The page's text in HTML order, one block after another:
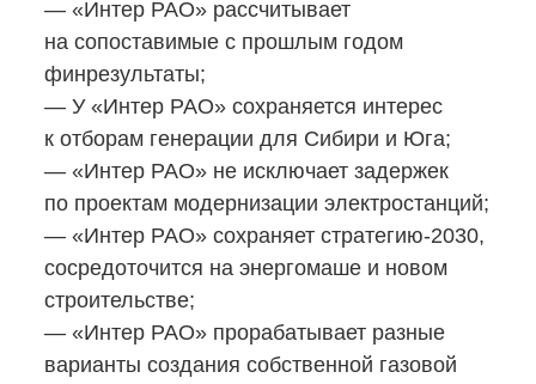
— «Интер РАО» рассчитывает
на сопоставимые с прошлым годом
финрезультаты;
— У «Интер РАО» сохраняется интерес
к отборам генерации для Сибири и Юга;
— «Интер РАО» не исключает задержек
по проектам модернизации электростанций;
— «Интер РАО» сохраняет стратегию-2030,
сосредоточится на энергомаше и новом
строительстве;
— «Интер РАО» прорабатывает разные
варианты создания собственной газовой